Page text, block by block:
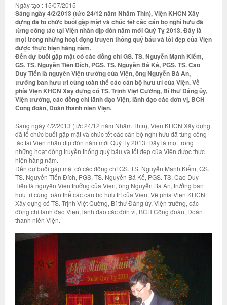
Ngày tạo : 15/07/2015
Sáng ngày 4/2/2013 (tức 24/12 năm Nhâm Thìn), Viện KHCN Xây
dựng đã tổ chức buổi gặp mặt và chúc tết các cán bộ nghỉ hưu đã
từng công tác tại Viện nhân dịp đón năm mới Quý Tỵ 2013. Đây là
một trong những hoạt động truyền thống quý báu và tốt đẹp của Viện
được thực hiện hàng năm.
Đến dự buổi gặp mặt có các đồng chí GS. TS. Nguyễn Mạnh Kiểm,
GS. TS. Nguyễn Tiến Đích, PGS. TS. Nguyễn Bá Kế, PGS. TS. Cao
Duy Tiến là nguyên Viện trưởng của Viện, ông Nguyễn Bá An,
trưởng ban hưu trí cùng toàn thể các cán bộ hưu trí của Viện. Về
phía Viện KHCN Xây dựng có TS. Trịnh Việt Cường, Bí thư Đảng ủy,
Viện trưởng, các đồng chí lãnh đạo Viện, lãnh đạo các đơn vị, BCH
Công đoàn, Đoàn thanh niên Viện.
Sáng ngày 4/2/2013 (tức 24/12 năm Nhâm Thìn), Viện KHCN Xây dựng
đã tổ chức buổi gặp mặt và chúc tết các cán bộ nghỉ hưu đã từng công
tác tại Viện nhân dịp đón năm mới Quý Tỵ 2013. Đây là một trong
những hoạt động truyền thống quý báu và tốt đẹp của Viện được thực
hiện hàng năm.
Đến dự buổi gặp mặt có các đồng chí GS. TS. Nguyễn Mạnh Kiểm, GS.
TS. Nguyễn Tiến Đích, PGS. TS. Nguyễn Bá Kế, PGS. TS. Cao Duy
Tiến là nguyên Viện trưởng của Viện, ông Nguyễn Bá An, trưởng ban
hưu trí cùng toàn thể các cán bộ hưu trí của Viện. Về phía Viện KHCN
Xây dựng có TS. Trịnh Việt Cường, Bí thư Đảng ủy, Viện trưởng, các
đồng chí lãnh đạo Viện, lãnh đạo các đơn vị, BCH Công đoàn, Đoàn
thanh niên Viện.